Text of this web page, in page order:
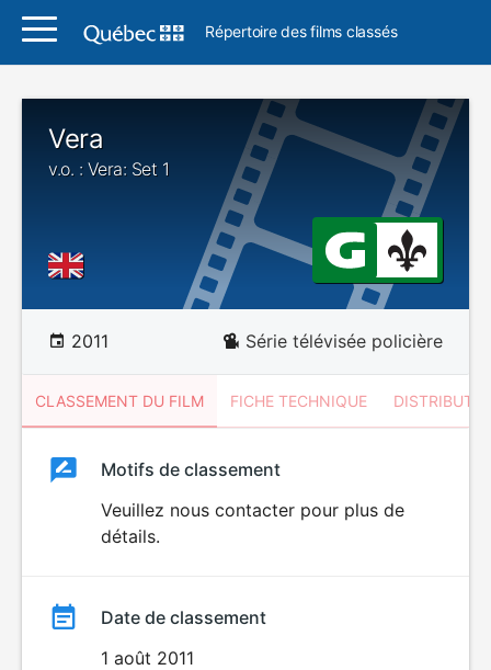
Répertoire des films classés
Vera
v.o. : Vera: Set 1
2011 Série télévisée policière
CLASSEMENT DU FILM FICHE TECHNIQUE
ClassementClassement
Motifs de classement
Veuillez nous contacter pour plus de
détails.
Date de classement
1 août 2011